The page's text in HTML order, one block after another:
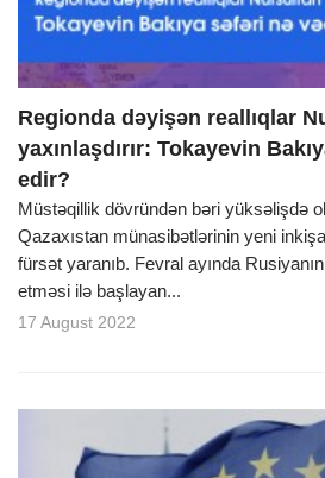
Regionda dəyişən reallıqlar
yaxınlaşdırır: Tokayevin
edir?
Müstəqillik dövründən bəri yüksəlişdə
Qazaxıstan münasibətlərinin yeni
fürsət yaranıb. Fevral ayında
etməsi ilə başlayan...
17 August 2022